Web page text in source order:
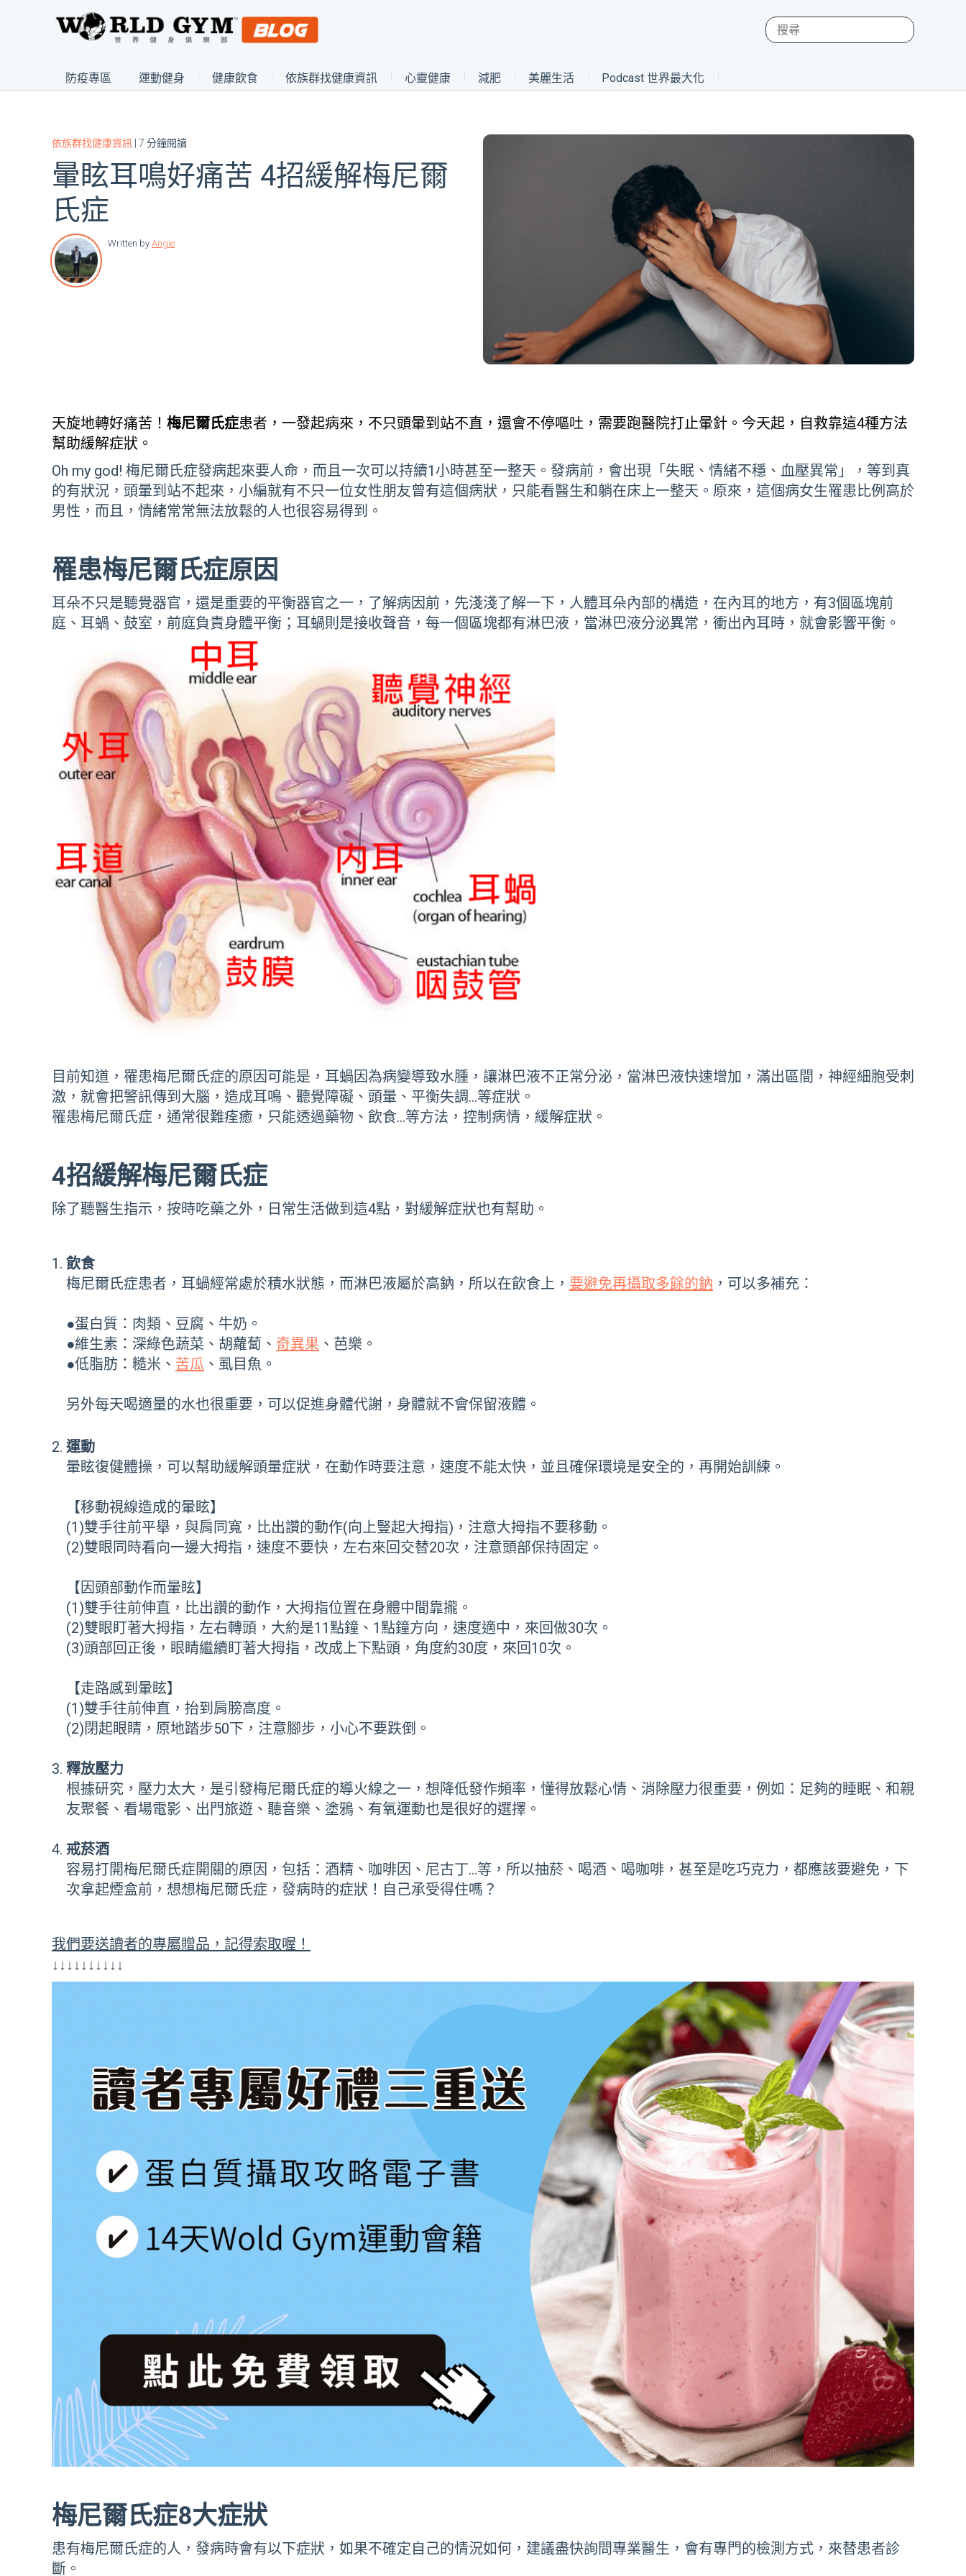
防疫專區 運動健身 健康飲食 依族群找健康資訊 心靈健康 減肥 美麗生活 Podcast 世界最大化
依族群找健康資訊 | 7 分鐘閱讀
暈眩耳鳴好痛苦 4招緩解梅尼爾
氏症
Written by Angie
天旋地轉好痛苦！ 梅尼爾氏症患者，一發起病來，不只頭暈到站不直，還會不停嘔吐，需要跑醫院打止暈針。今天起，自救靠這4種方法
幫助緩解症狀。
Oh my god! 梅尼爾氏症發病起來要人命，而且一次可以持續1小時甚至一整天。發病前，會出現「失眠、情緒不穩、血壓異常」，等到真
的有狀況，頭暈到站不起來，小編就有不只一位女性朋友曾有這個病狀，只能看醫生和躺在床上一整天。原來，這個病女生罹患比例高於
男性，而且，情緒常常無法放鬆的人也很容易得到。
罹患梅尼爾氏症原因
耳朵不只是聽覺器官，還是重要的平衡器官之一，了解病因前，先淺淺了解一下，人體耳朵內部的構造，在內耳的地方，有3個區塊前
庭、耳蝸、鼓室，前庭負責身體平衡；耳蝸則是接收聲音，每一個區塊都有淋巴液，當淋巴液分泌異常，衝出內耳時，就會影響平衡。
目前知道，罹患梅尼爾氏症的原因可能是，耳蝸因為病變導致水腫，讓淋巴液不正常分泌，當淋巴液快速增加，滿出區間，神經細胞受刺
激，就會把警訊傳到大腦，造成耳鳴、聽覺障礙、頭暈、平衡失調…等症狀。
罹患梅尼爾氏症，通常很難痊癒，只能透過藥物、飲食…等方法，控制病情，緩解症狀。
4招緩解梅尼爾氏症
除了聽醫生指示，按時吃藥之外，日常生活做到這4點，對緩解症狀也有幫助。
飲食
梅尼爾氏症患者，耳蝸經常處於積水狀態，而淋巴液屬於高鈉，所以在飲食上， 要避免再攝取多餘的鈉 ，可以多補充：
●蛋白質：肉類、豆腐、牛奶。
●維生素：深綠色蔬菜、胡蘿蔔、 奇異果 、芭樂。
●低脂肪：糙米、 苦瓜 、虱目魚。
另外每天喝適量的水也很重要，可以促進身體代謝，身體就不會保留液體。
運動
暈眩復健體操，可以幫助緩解頭暈症狀，在動作時要注意，速度不能太快，並且確保環境是安全的，再開始訓練。
【移動視線造成的暈眩】
(1)雙手往前平舉，與肩同寬，比出讚的動作(向上豎起大拇指)，注意大拇指不要移動。
(2)雙眼同時看向一邊大拇指，速度不要快，左右來回交替20次，注意頭部保持固定。
【因頭部動作而暈眩】
(1)雙手往前伸直，比出讚的動作，大拇指位置在身體中間靠攏。
(2)雙眼盯著大拇指，左右轉頭，大約是11點鐘、1點鐘方向，速度適中，來回做30次。
(3)頭部回正後，眼睛繼續盯著大拇指，改成上下點頭，角度約30度，來回10次。
【走路感到暈眩】
(1)雙手往前伸直，抬到肩膀高度。
(2)閉起眼睛，原地踏步50下，注意腳步，小心不要跌倒。
釋放壓力
根據研究，壓力太大，是引發梅尼爾氏症的導火線之一，想降低發作頻率，懂得放鬆心情、消除壓力很重要，例如：足夠的睡眠、和親
友聚餐、看場電影、出門旅遊、聽音樂、塗鴉、有氧運動也是很好的選擇。
戒菸酒
容易打開梅尼爾氏症開關的原因，包括：酒精、咖啡因、尼古丁…等，所以抽菸、喝酒、喝咖啡，甚至是吃巧克力，都應該要避免，下
次拿起煙盒前，想想梅尼爾氏症，發病時的症狀！自己承受得住嗎？
我們要送讀者的專屬贈品，記得索取喔！
↓↓↓↓↓↓↓↓↓↓
梅尼爾氏症8大症狀
患有梅尼爾氏症的人，發病時會有以下症狀，如果不確定自己的情況如何，建議盡快詢問專業醫生，會有專門的檢測方式，來替患者診
斷。